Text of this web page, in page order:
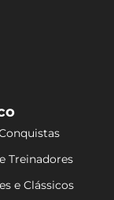
Treinadores
e Clássicos